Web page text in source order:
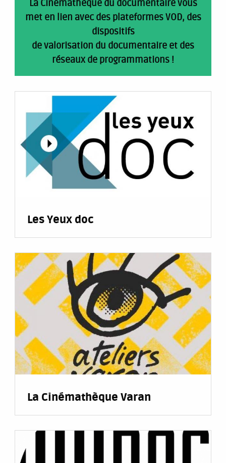
La Cinémathèque du documentaire vous
met en lien avec des plateformes VOD, des
dispositifs
de valorisation du documentaire et des
réseaux de programmations !
Les Yeux doc
La Cinémathèque Varan